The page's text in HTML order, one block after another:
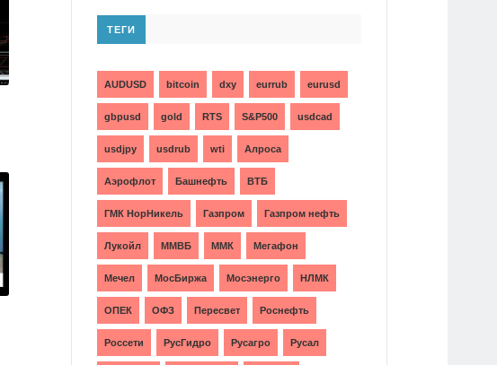
ТЕГИ
AUDUSD bitcoin dxy eurrub eurusd
gbpusd gold RTS S&P500 usdcad
usdjpy usdrub wti Алроса
Аэрофлот Башнефть ВТБ
ГМК НорНикель Газпром Газпром нефть
Лукойл ММВБ ММК Мегафон
Мечел МосБиржа Мосэнерго НЛМК
ОПЕК ОФЗ Пересвет Роснефть
Россети РусГидро Русагро Русал